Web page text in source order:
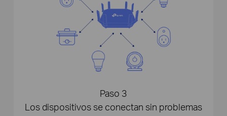
Paso 3
Los dispositivos se conectan sin problemas